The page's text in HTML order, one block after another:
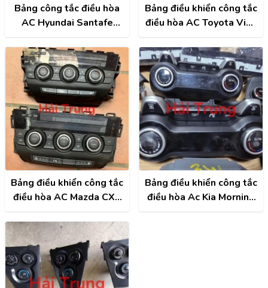
Bảng công tắc điều hòa
AC Hyundai Santafe
Xe
Bảng điều khiển công tắc
điều hòa AC Toyota Vios
Tháo Xe
Bảng điều khiển công tắc
điều hòa AC Mazda CX5
Bảng điều khiển công tắc
điều hòa Ac Kia Morning